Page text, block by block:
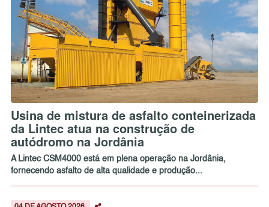
Usina de mistura de asfalto conteinerizada
da Lintec atua na construção de
autódromo na Jordânia
A Lintec CSM4000 está em plena operação na Jordânia,
fornecendo asfalto de alta qualidade e produção...